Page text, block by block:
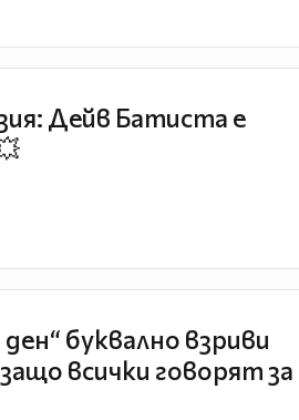
Дейв Батиста е
буквално взриви
всички говорят за